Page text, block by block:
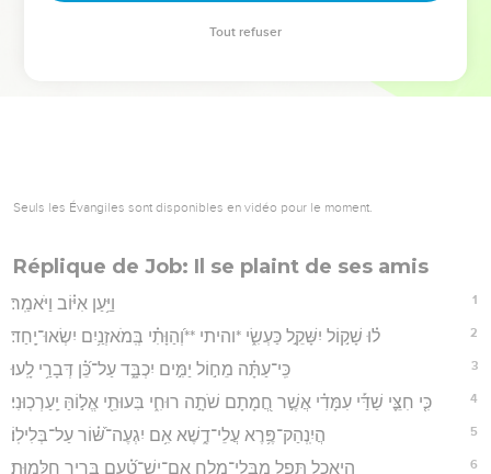
Seuls les Évangiles sont disponibles en vidéo pour le moment.
Réplique de Job: Il se plaint de ses amis
1 וַיַּ֥עַן אִיּ֗וֹב וַיֹּאמַֽר׃
2 ל֗וּ שָׁק֣וֹל יִשָּׁקֵ֣ל כַּעְשִׂ֑י *והיתי **וְ֝הַוָּתִ֗י בְּֽמֹאזְנַ֥יִם יִשְׂאוּ־יָֽחַד׃
3 כִּֽי־עַתָּ֗ה מֵח֣וֹל יַמִּ֣ים יִכְבָּ֑ד עַל־כֵּ֝֗ן דְּבָרַ֥י לָֽעוּ׃
4 כִּ֤י חִצֵּ֪י שַׁדַּ֡י עִמָּדִ֗י אֲשֶׁ֣ר חֲ֭מָתָם שֹׁתָ֣ה רוּחִ֑י בִּעוּתֵ֖י אֱל֣וֹהַּ יַֽעַרְכֽוּנִי׃
5 הֲיִֽנְהַק־פֶּ֥רֶא עֲלֵי־דֶ֑שֶׁא אִ֥ם יִגְעֶה־שּׁ֝֗וֹר עַל־בְּלִילֽוֹ׃
6 הֲיֵאָכֵ֣ל תָּ֭פֵל מִבְּלִי־מֶ֑לַח אִם־יֶשׁ־טַ֝֗עַם בְּרִ֣יר חַלָּמֽוּת׃
Tout refuser